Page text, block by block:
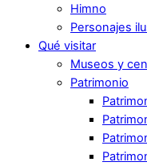
Himno
Personajes
Qué visitar
Museos y
Patrimonio